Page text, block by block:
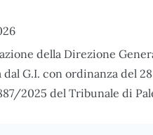
della Direzione
G.I. con ordinanza del
2025 del Tribunale di